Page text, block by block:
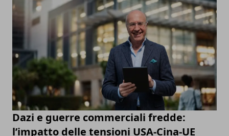
Dazi e guerre commerciali fredde:
l’impatto delle tensioni USA-Cina-UE